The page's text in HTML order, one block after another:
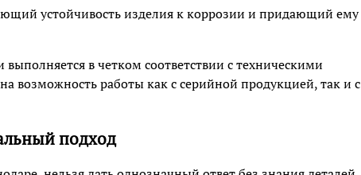
устойчивость изделия к коррозии и придающий ему
в четком соответствии с техническими
возможность работы как с серийной продукцией, так и с
подход